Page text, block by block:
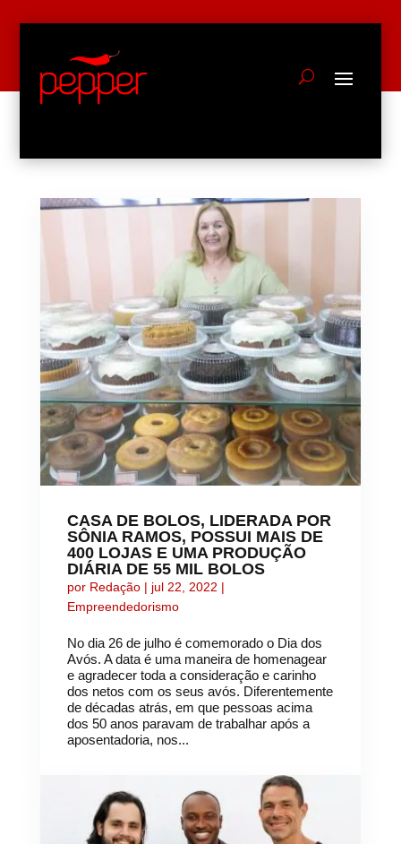
CASA DE BOLOS, LIDERADA POR
SÔNIA RAMOS, POSSUI MAIS DE
400 LOJAS E UMA PRODUÇÃO
DIÁRIA DE 55 MIL BOLOS
por Redação| jul 22, 2022 |
Empreendedorismo
No dia 26 de julho é comemorado o Dia dos
Avós. A data é uma maneira de homenagear
e agradecer toda a consideração e carinho
dos netos com os seus avós. Diferentemente
de décadas atrás, em que pessoas acima
dos 50 anos paravam de trabalhar após a
aposentadoria, nos...